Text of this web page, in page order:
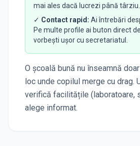
mai ales dacă lucrezi până târziu.
✓ Contact rapid: Ai întrebări
Pe multe profile ai buton direct de
vorbești ușor cu secretariatul.
O școală bună nu înseamnă
loc unde copilul merge cu drag.
verifică facilitățile (laboratoare,
alege informat.